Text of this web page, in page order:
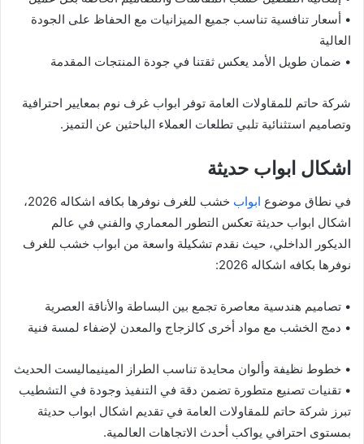
• أسعار تنافسية تناسب جميع الميزانيات مع الحفاظ على الجودة
العالية
• ضمان طويل الأمد يعكس ثقتنا في جودة المنتجات المقدمة
شركة حاتم للمقاولات العامة توفر ابواب غرف نوم بمعايير احترافية
وتصاميم استثنائية تلبي تطلعات العملاء الباحثين عن التميز.
اشكال ابواب حديثة
في نطاق موضوع ابواب
خشب للغرف نوفرها بكافه اشكاله 2026،
اشكال ابواب حديثة تعكس التطور المعماري والفني في عالم
الديكور الداخلي، حيث نقدم تشكيلة واسعة من ابواب خشب للغرف
نوفرها بكافه اشكاله 2026:
• تصاميم هندسية معاصرة تجمع بين البساطة والأناقة العصرية
• دمج الخشب مع مواد أخرى كالزجاج والمعدن لإضفاء لمسة فنية
• خطوط نظيفة وألوان محايدة تناسب الطراز المينيماليست الحديث
• تقنيات تصنيع متطورة تضمن دقة في التنفيذ وجودة في التشطيب
تبرز شركة حاتم للمقاولات العامة في تقديم اشكال ابواب حديثة
بمستوى احترافي يواكب أحدث الاتجاهات العالمية.